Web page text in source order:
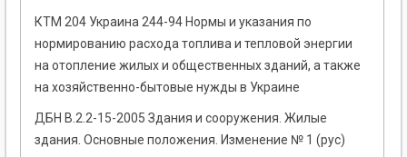
КТМ 204 Украина 244-94 Нормы и указания по
нормированию расхода топлива и тепловой энергии
на отопление жилых и общественных зданий, а также
на хозяйственно-бытовые нужды в Украине
ДБН В.2.2-15-2005 Здания и сооружения. Жилые
здания. Основные положения. Изменение № 1 (рус)